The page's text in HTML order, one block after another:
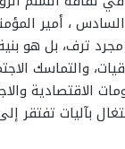
، أمير
ترف، بل هو
والتماسك
الاقتصادية
بآليات تفتقر